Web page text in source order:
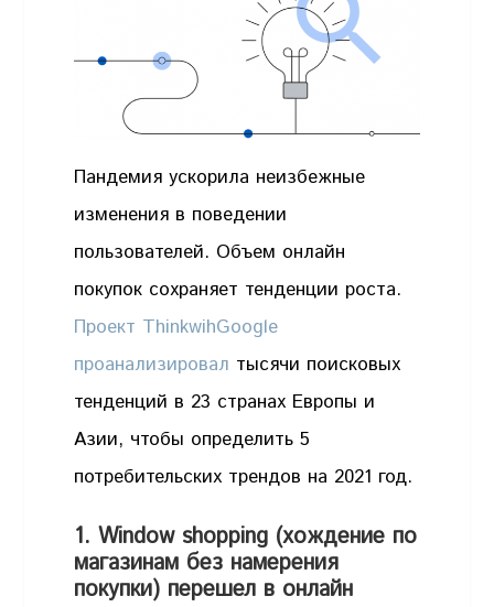
Пандемия ускорила неизбежные
изменения в поведении
пользователей. Объем онлайн
покупок сохраняет тенденции роста.
Проект ThinkwihGoogle
проанализировал тысячи поисковых
тенденций в 23 странах Европы и
Азии, чтобы определить 5
потребительских трендов на 2021 год.
1. Window shopping (хождение по
магазинам без намерения
покупки) перешел в онлайн